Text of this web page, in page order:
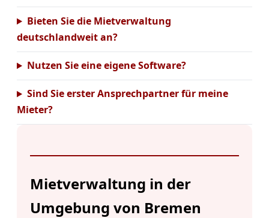
Bieten Sie die Mietverwaltung
deutschlandweit an?
Nutzen Sie eine eigene Software?
Sind Sie erster Ansprechpartner für meine
Mieter?
Mietverwaltung in der
Umgebung von Bremen